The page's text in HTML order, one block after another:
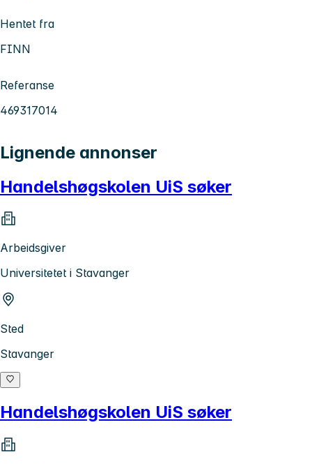
Hentet fra
FINN
Referanse
469317014
Lignende annonser
Handelshøgskolen UiS søker
Arbeidsgiver
Universitetet i Stavanger
Sted
Stavanger
Handelshøgskolen UiS søker